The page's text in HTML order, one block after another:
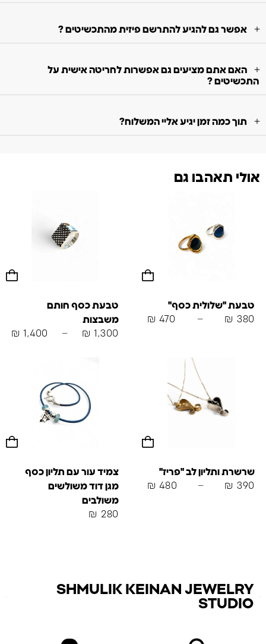
אפשר גם להגיע להתרשם פיזית מהתכשיטים ?
האם אתם מציעים גם אפשרות לחריטה אישית על
התכשיטים ?
תוך כמה זמן יגיע אליי המשלוח?
אולי תאהבו גם
טבעת "שלולית כסף"
₪ 380
–
₪ 470
טבעת כסף חותם
משבצות
₪ 1,300
–
₪ 1,400
שרשרת ותליון לב "פריז"
₪ 390
–
₪ 480
צמיד עור עם תליון כסף
מגן דוד משולשים
משולבים
₪ 280
SHMULIK KEINAN JEWELRY
STUDIO